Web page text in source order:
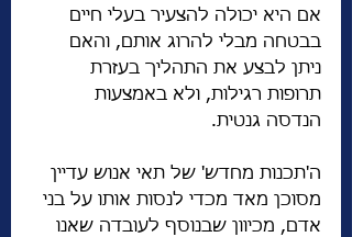
אם היא יכולה להצעיר בעלי חיים
בבטחה מבלי להרוג אותם, והאם
ניתן לבצע את התהליך בעזרת
תרופות רגילות, ולא באמצעות
הנדסה גנטית.
ה'תכנות מחדש' של תאי אנוש עדיין
מסוכן מאד מכדי לנסות אותו על בני
אדם, מכיוון שבנוסף לעובדה שאנו